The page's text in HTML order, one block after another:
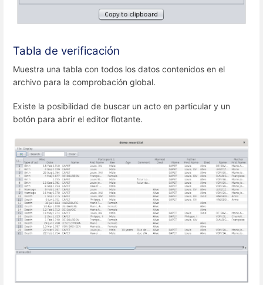
Tabla de verificación
Muestra una tabla con todos los datos contenidos en el
archivo para la comprobación global.
Existe la posibilidad de buscar un acto en particular y un
botón para abrir el editor flotante.